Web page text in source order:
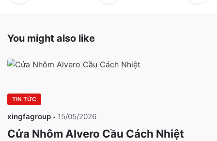
You might also like
TIN TỨC
xingfagroup 15/05/2026
Cửa Nhôm Alvero Cầu Cách Nhiệt